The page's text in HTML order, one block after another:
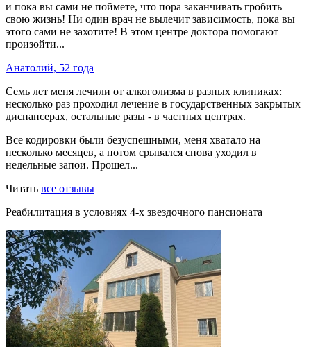
и пока вы сами не поймете, что пора заканчивать гробить
свою жизнь! Ни один врач не вылечит зависимость, пока вы
этого сами не захотите! В этом центре доктора помогают
произойти...
Анатолий, 52 года
Семь лет меня лечили от алкоголизма в разных клиниках:
несколько раз проходил лечение в государственных закрытых
диспансерах, остальные разы - в частных центрах.
Все кодировки были безуспешными, меня хватало на
несколько месяцев, а потом срывался снова уходил в
недельные запои. Прошел...
Читать все отзывы
Реабилитация в условиях 4-х звездочного пансионата